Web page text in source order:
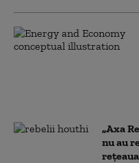
„Axa
nu au